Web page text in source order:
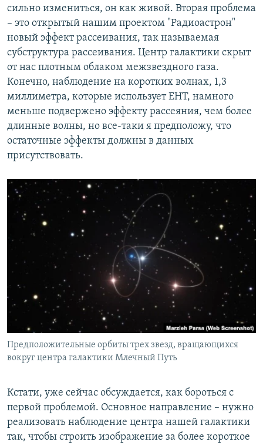
сильно измениться, он как живой. Вторая проблема
– это открытый нашим проектом "Радиоастрон"
новый эффект рассеивания, так называемая
субструктура рассеивания. Центр галактики скрыт
от нас плотным облаком межзвездного газа.
Конечно, наблюдение на коротких волнах, 1,3
миллиметра, которые использует EHT, намного
меньше подвержено эффекту рассеяния, чем более
длинные волны, но все-таки я предположу, что
остаточные эффекты должны в данных
присутствовать.
Предположительные орбиты трех звезд, вращающихся
вокруг центра галактики Млечный Путь
Кстати, уже сейчас обсуждается, как бороться с
первой проблемой. Основное направление – нужно
реализовать наблюдение центра нашей галактики
так, чтобы строить изображение за более короткое